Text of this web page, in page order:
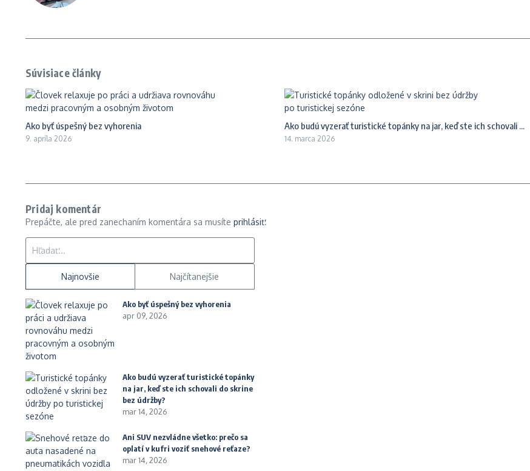
Súvisiace články
Ako byť úspešný bez vyhorenia
9. apríla 2026
Ako budú vyzerať turistické topánky na jar, keď ste ich schovali ...
14. marca 2026
Pridaj komentár
Prepáčte, ale pred zanechaním komentára sa musíte prihlásiť.
Najnovšie Najčítanejšie
Ako byť úspešný bez vyhorenia
apr 09, 2026
Ako budú vyzerať turistické topánky
na jar, keď ste ich schovali do skrine
bez údržby?
mar 14, 2026
Ani SUV nezvládne všetko: prečo sa
oplatí v kufri voziť snehové reťaze?
mar 14, 2026